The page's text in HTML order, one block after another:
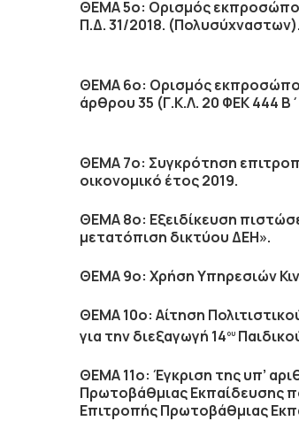
ΘΕΜΑ 5ο: Ορισμός
Π.Δ. 31/2018. (Πολυσύχναστων).
ΘΕΜΑ 6ο: Ορισμός
άρθρου 35 (Γ.Κ.Λ. 20 ΦΕΚ 444
ΘΕΜΑ 7ο: Συγκρότηση
οικονομικό έτος 2019.
ΘΕΜΑ 8ο: Εξειδίκευση
μετατόπιση δικτύου ΔΕΗ».
ΘΕΜΑ 9ο: Χρήση Υπηρεσιών
ΘΕΜΑ 10ο: Αίτηση
για την διεξαγωγή 14ου
ΘΕΜΑ 11ο: Έγκριση της υπ’
Πρωτοβάθμιας Εκπαίδευσης
Επιτροπής Πρωτοβάθμιας